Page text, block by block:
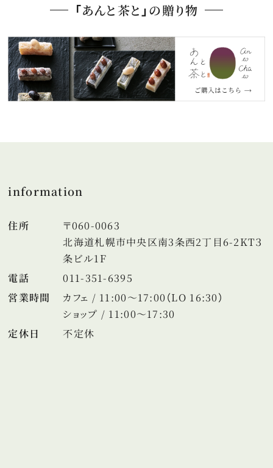
「あんと茶と」の贈り物
information
住所
〒060-0063
北海道札幌市中央区南3条西2丁目6-2KT３
条ビル1F
電話
011-351-6395
営業時間
カフェ / 11:00～17:00（LO 16:30）
ショップ / 11:00～17:30
定休日
不定休